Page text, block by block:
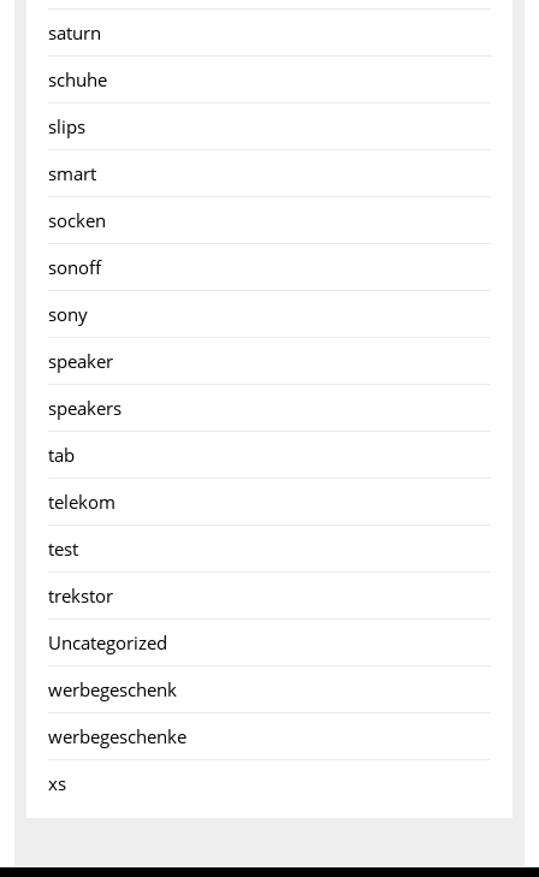
saturn
schuhe
slips
smart
socken
sonoff
sony
speaker
speakers
tab
telekom
test
trekstor
Uncategorized
werbegeschenk
werbegeschenke
xs